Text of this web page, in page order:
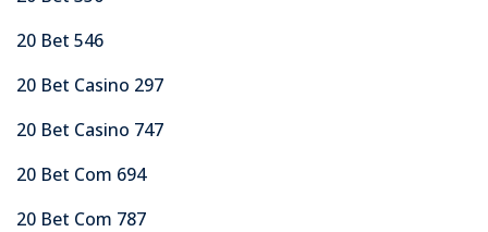
20 Bet 546
20 Bet Casino 297
20 Bet Casino 747
20 Bet Com 694
20 Bet Com 787